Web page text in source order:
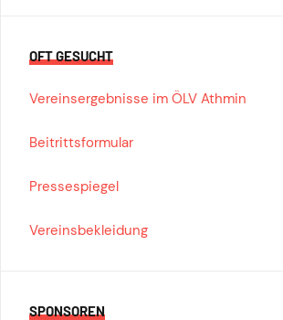
OFT GESUCHT
Vereinsergebnisse im ÖLV Athmin
Beitrittsformular
Pressespiegel
Vereinsbekleidung
SPONSOREN